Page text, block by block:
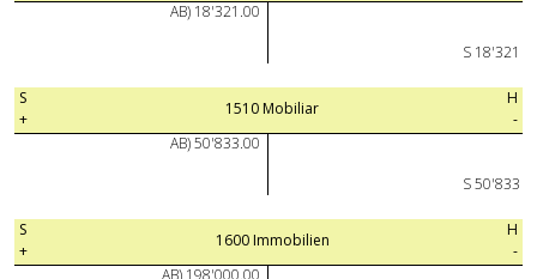
AB) 18'321.00
S 18'321
S
+
1510 Mobiliar
H
-
AB) 50'833.00
S 50'833
S
+
1600 Immobilien
H
-